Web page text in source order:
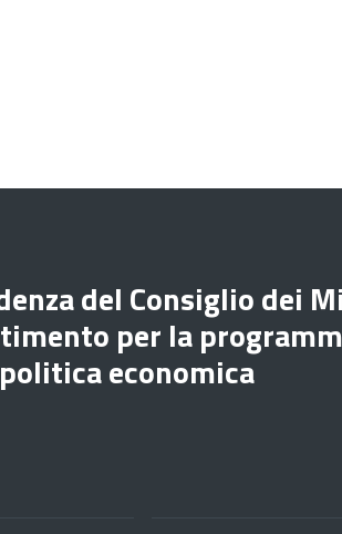
del Consiglio dei
per la
economica